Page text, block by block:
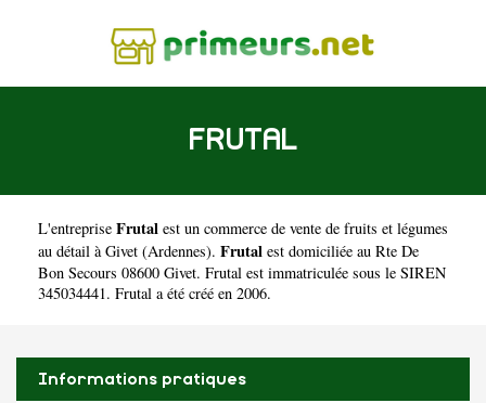
FRUTAL
L'entreprise Frutal est un commerce de vente de fruits et légumes
au détail à Givet (Ardennes). Frutal est domiciliée au Rte De
Bon Secours 08600 Givet. Frutal est immatriculée sous le SIREN
345034441. Frutal a été créé en 2006.
Informations pratiques